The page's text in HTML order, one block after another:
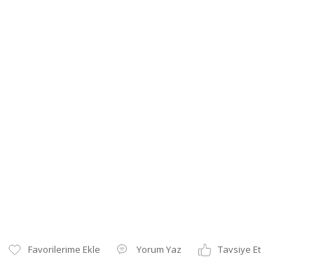
Yorum Yaz Tavsiye Et